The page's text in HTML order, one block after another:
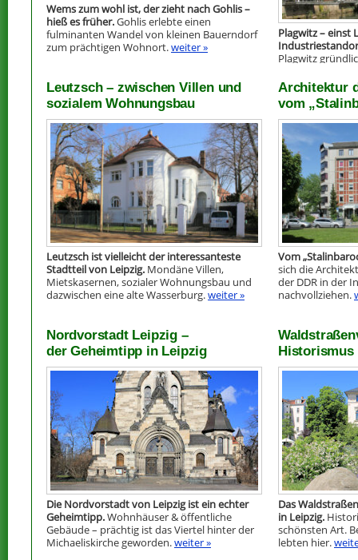
Wems zum wohl ist, der zieht nach Gohlis –
hieß es früher.Gohlis erlebte einen
fulminanten Wandel von kleinen Bauerndorf
zum prächtigen Wohnort.weiter »
Plagwitz – einst
Plagwitz
Leutzsch – zwischen Villen und
sozialem Wohnungsbau
Leutzsch ist vielleicht der interessanteste
Stadtteil von Leipzig. Mondäne Villen,
Mietskasernen, sozialer Wohnungsbau und
dazwischen eine alte Wasserburg.weiter »
Architektur
vom
Vom
sich die
der DDR in der
nachvollziehen.
Nordvorstadt Leipzig –
der Geheimtipp in Leipzig
Die Nordvorstadt von Leipzig ist ein echter
Geheimtipp.Wohnhäuser & öffentliche
Gebäude – prächtig ist das Viertel hinter der
Michaeliskirche geworden.weiter »
Historismus
Das
in Leipzig.
schönsten Art.
lebten hier.